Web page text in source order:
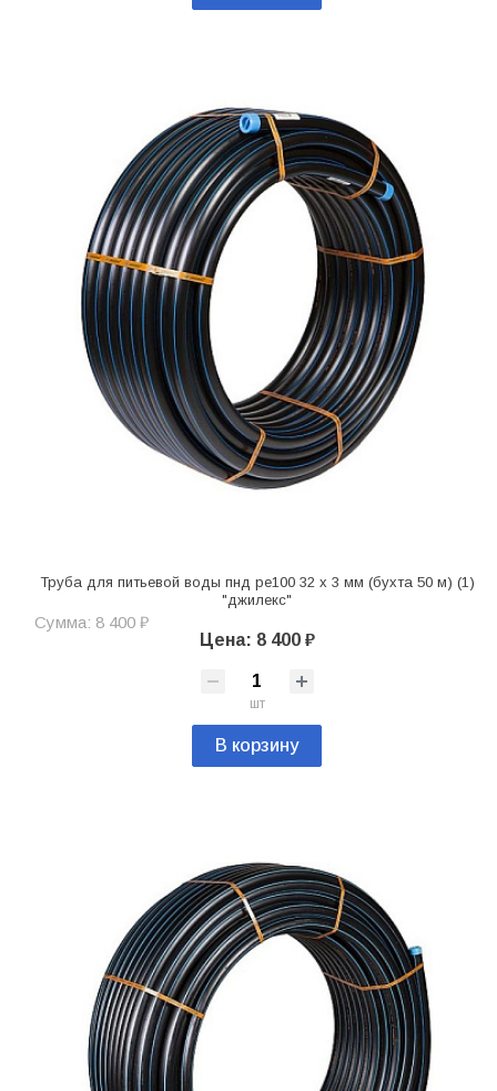
Труба для питьевой воды пнд pe100 32 х 3 мм (бухта 50 м) (1)
"джилекс"
Сумма: 8 400 ₽
Цена: 8 400 ₽
шт
В корзину